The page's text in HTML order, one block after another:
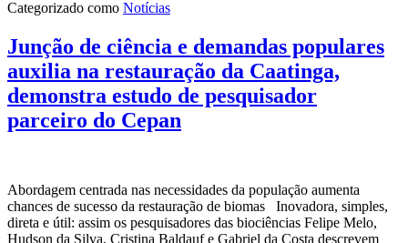
Categorizado como Notícias
Junção de ciência e demandas populares
auxilia na restauração da Caatinga,
demonstra estudo de pesquisador
parceiro do Cepan
Abordagem centrada nas necessidades da população aumenta
chances de sucesso da restauração de biomas Inovadora, simples,
direta e útil: assim os pesquisadores das biociências Felipe Melo,
Hudson da Silva, Cristina Baldauf e Gabriel da Costa descrevem